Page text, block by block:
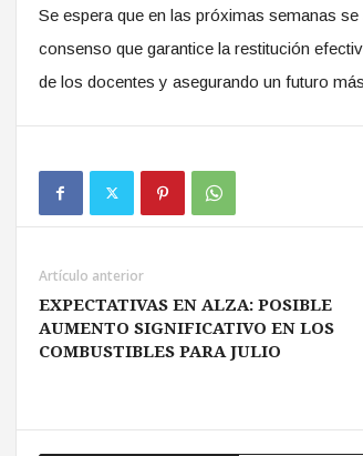
Se espera que en las próximas semanas
consenso que garantice la restitución
de los docentes y asegurando un futuro
Artículo anterior
EXPECTATIVAS EN ALZA: POSIBLE
AUMENTO SIGNIFICATIVO EN LOS
COMBUSTIBLES PARA JULIO